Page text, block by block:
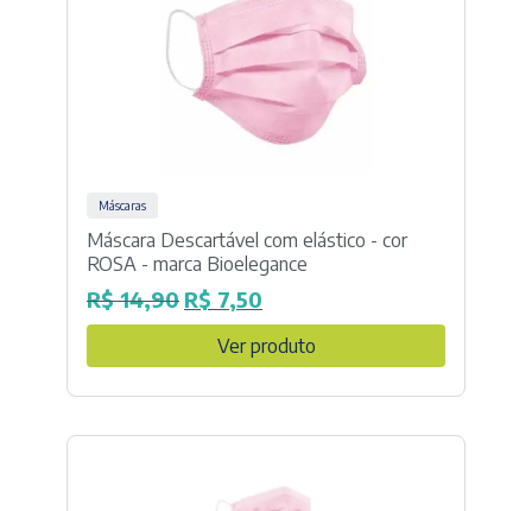
Máscaras
Máscara Descartável com elástico - cor
ROSA - marca Bioelegance
R$14,90 O
preço
original
R$ 7,50
preço
atual
Ver produto